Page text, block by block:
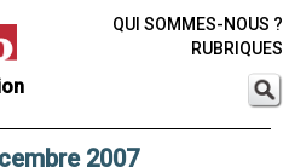
QUI SOMMES-NOUS ?
RUBRIQUES
2007